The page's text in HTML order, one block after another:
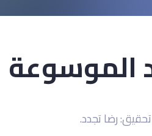
الموسوعة